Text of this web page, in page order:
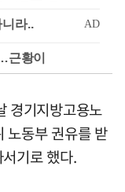
근황이
경기지방고용노
노동부 권유를 받
기로 했다.